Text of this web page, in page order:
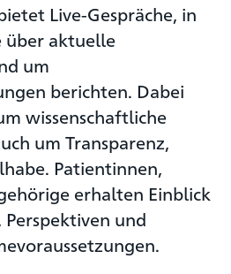
Live-Gespräche, in
über aktuelle
um
berichten. Dabei
wissenschaftliche
um Transparenz,
Patientinnen,
erhalten Einblick
und